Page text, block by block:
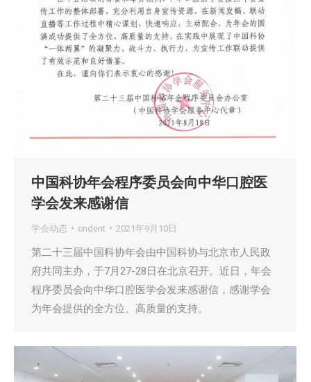
中国科协年会程序委员会向中华口腔医
学会发来感谢信
学会动态 cndent 2021年9月10日
第二十三届中国科协年会由中国科协与北京市人民政
府共同主办，于7月27-28日在北京召开。近日，年会
程序委员会向中华口腔医学会发来感谢信，感谢学会
为年会提供的全方位、高质量的支持。